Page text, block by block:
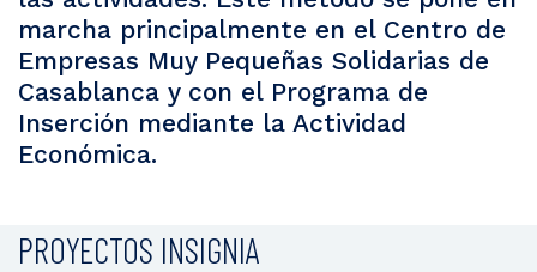
marcha principalmente en el Centro de
Empresas Muy Pequeñas Solidarias de
Casablanca y con el Programa de
Inserción mediante la Actividad
Económica.
PROYECTOS INSIGNIA